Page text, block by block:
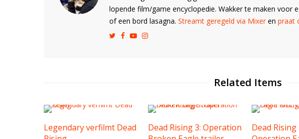
lopende film/game encyclopedie. Wakker te maken voor
of een bord lasagna. Streamt geregeld via Mixeren praat
Related Items
Legendary verfilmt Dead
Dead Rising 3: Operation
Dead Rising